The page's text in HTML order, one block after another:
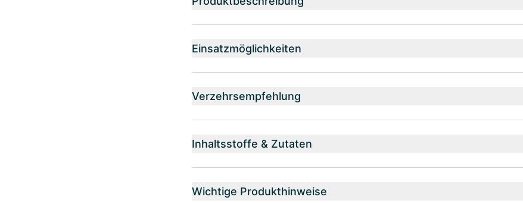
Einsatzmöglichkeiten
Verzehrsempfehlung
Inhaltsstoffe & Zutaten
Wichtige Produkthinweise